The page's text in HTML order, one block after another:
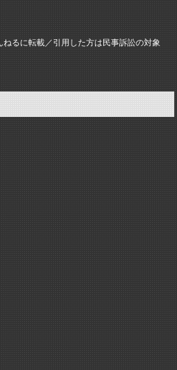
るに転載／引用した方は民事訴訟の対象